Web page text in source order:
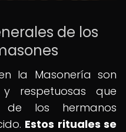
de los
la Masonería son
y respetuosas que
los hermanos
Estos rituales se